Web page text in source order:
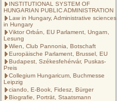
INSTITUTIONAL SYSTEM OF
HUNGARIAN PUBLIC ADMINISTRATION
Law in Hungary, Administrative sciences
in Hungary
Viktor Orbán, EU Parlament, Ungarn,
Lesung
Wien, Club Pannonia, Botschaft
Europäische Parlament, Brussel, EU
Budapest, Székesfehérvár, Puskas-
Preis
Collegium Hungaricum, Buchmesse
Leipzig
ciando, E-Book, Fidesz, Bürger
Biografie, Porträt, Staatsmann